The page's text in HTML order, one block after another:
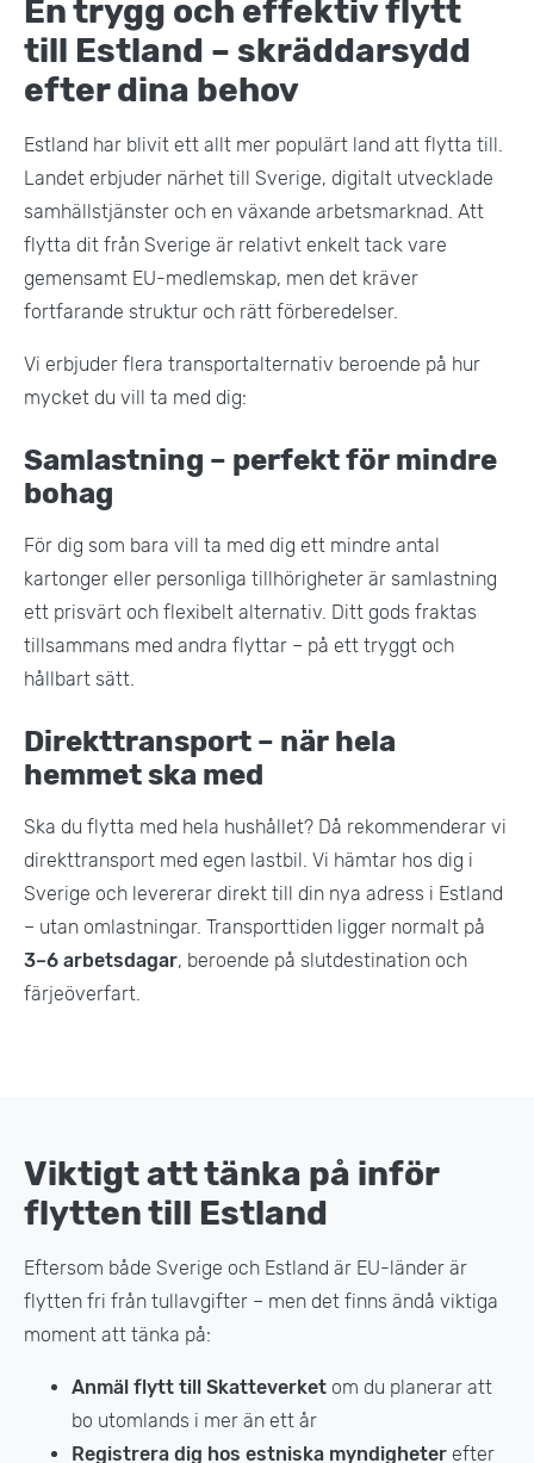
En trygg och effektiv flytt
till Estland – skräddarsydd
efter dina behov
Estland har blivit ett allt mer populärt land att flytta till.
Landet erbjuder närhet till Sverige, digitalt utvecklade
samhällstjänster och en växande arbetsmarknad. Att
flytta dit från Sverige är relativt enkelt tack vare
gemensamt EU-medlemskap, men det kräver
fortfarande struktur och rätt förberedelser.
Vi erbjuder flera transportalternativ beroende på hur
mycket du vill ta med dig:
Samlastning – perfekt för mindre
bohag
För dig som bara vill ta med dig ett mindre antal
kartonger eller personliga tillhörigheter är samlastning
ett prisvärt och flexibelt alternativ. Ditt gods fraktas
tillsammans med andra flyttar – på ett tryggt och
hållbart sätt.
Direkttransport – när hela
hemmet ska med
Ska du flytta med hela hushållet? Då rekommenderar vi
direkttransport med egen lastbil. Vi hämtar hos dig i
Sverige och levererar direkt till din nya adress i Estland
– utan omlastningar. Transporttiden ligger normalt på
3–6 arbetsdagar, beroende på slutdestination och
färjeöverfart.
Viktigt att tänka på inför
flytten till Estland
Eftersom både Sverige och Estland är EU-länder är
flytten fri från tullavgifter – men det finns ändå viktiga
moment att tänka på:
Anmäl flytt till Skatteverket om du planerar att
bo utomlands i mer än ett år
Registrera dig hos estniska myndigheter efter